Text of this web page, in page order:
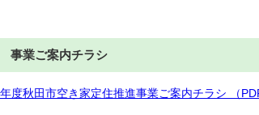
事業ご案内チラシ
度秋田市空き家定住推進事業ご案内チラシ （